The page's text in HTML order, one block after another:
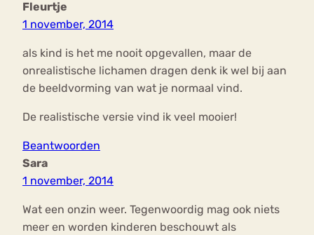
Fleurtje
1 november, 2014
als kind is het me nooit opgevallen, maar de
onrealistische lichamen dragen denk ik wel bij aan
de beeldvorming van wat je normaal vind.
De realistische versie vind ik veel mooier!
Beantwoorden
Sara
1 november, 2014
Wat een onzin weer. Tegenwoordig mag ook niets
meer en worden kinderen beschouwt als